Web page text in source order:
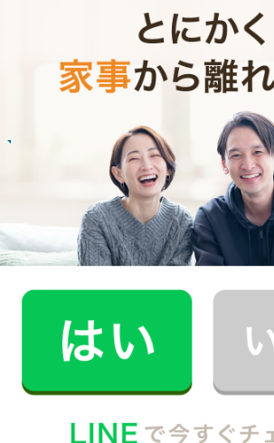
いつもお家がキレイなママ友がCaSyを使って
30代 共働き 子育て中
普段できない時間を過ごすことができ、休
とても充実しました。
インタビュー一覧を見
豊島区で働く家事代行キ